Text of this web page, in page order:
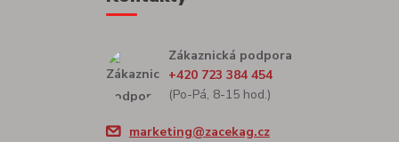
Zákaznická podpora
+420 723 384 454
(Po-Pá, 8-15 hod.)
marketing@zacekag.cz